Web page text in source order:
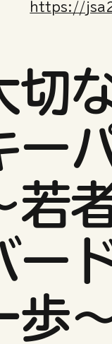
https://
切
ー
若
ー
歩